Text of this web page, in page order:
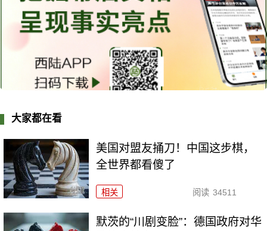
大家都在看
美国对盟友捅刀！中国这步棋，
全世界都看傻了
相关 阅读 34511
默茨的“川剧变脸”：德国政府对华